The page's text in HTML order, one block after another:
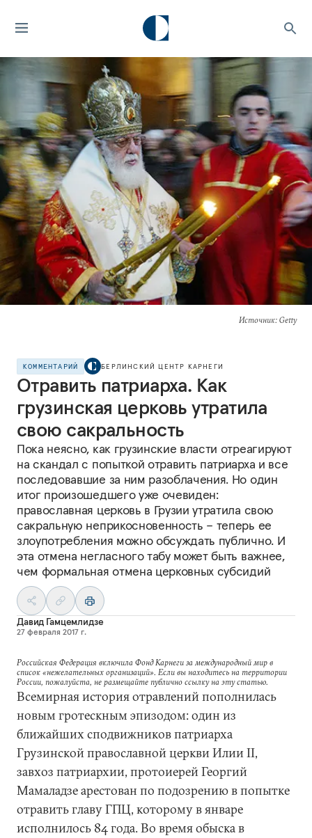
Источник: Getty
КОММЕНТАРИЙ БЕРЛИНСКИЙ ЦЕНТР КАРНЕГИ
Отравить патриарха. Как
грузинская церковь утратила
свою сакральность
Пока неясно, как грузинские власти отреагируют
на скандал с попыткой отравить патриарха и все
последовавшие за ним разоблачения. Но один
итог произошедшего уже очевиден:
православная церковь в Грузии утратила свою
сакральную неприкосновенность – теперь ее
злоупотребления можно обсуждать публично. И
эта отмена негласного табу может быть важнее,
чем формальная отмена церковных субсидий
Давид Гамцемлидзе
27 февраля 2017 г.
Российская Федерация включила Фонд Карнеги за международный мир в
список «нежелательных организаций». Если вы находитесь на территории
России, пожалуйста, не размещайте публично ссылку на эту статью.
Всемирная история отравлений пополнилась
новым гротескным эпизодом: один из
ближайших сподвижников патриарха
Грузинской православной церкви Илии II,
завхоз патриархии, протоиерей Георгий
Мамаладзе арестован по подозрению в попытке
отравить главу ГПЦ, которому в январе
исполнилось 84 года. Во время обыска в